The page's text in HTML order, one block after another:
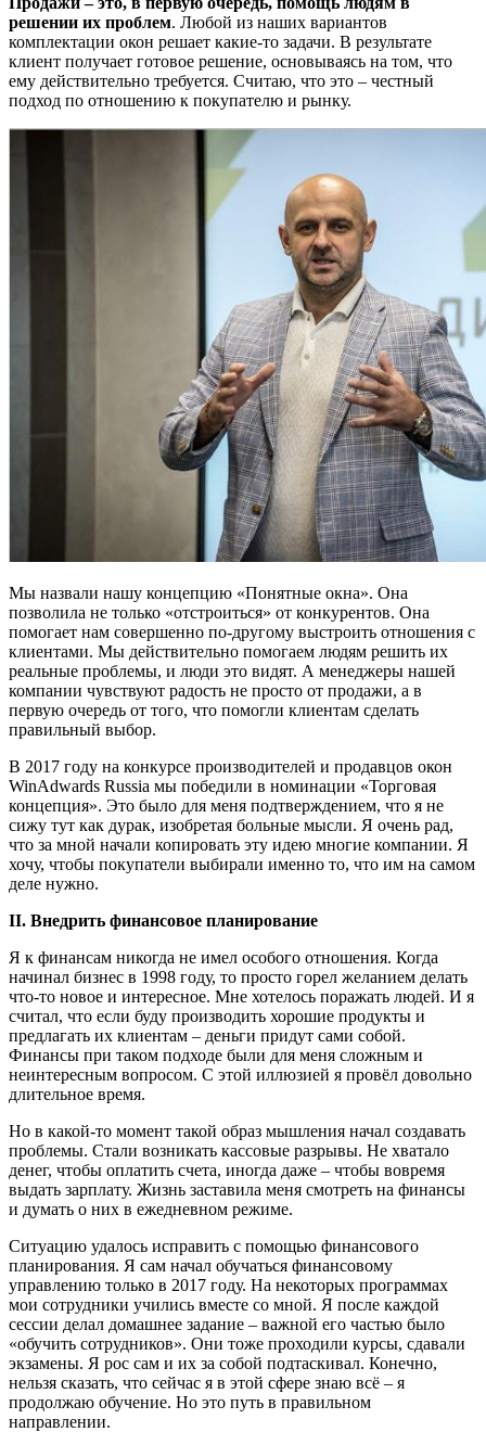
решении их проблем. Любой из наших вариантов
комплектации окон решает какие-то задачи. В результате
клиент получает готовое решение, основываясь на том, что
ему действительно требуется. Считаю, что это – честный
подход по отношению к покупателю и рынку.
Мы назвали нашу концепцию «Понятные окна». Она
позволила не только «отстроиться» от конкурентов. Она
помогает нам совершенно по-другому выстроить отношения с
клиентами. Мы действительно помогаем людям решить их
реальные проблемы, и люди это видят. А менеджеры нашей
компании чувствуют радость не просто от продажи, а в
первую очередь от того, что помогли клиентам сделать
правильный выбор.
В 2017 году на конкурсе производителей и продавцов окон
WinAdwards Russia мы победили в номинации «Торговая
концепция». Это было для меня подтверждением, что я не
сижу тут как дурак, изобретая больные мысли. Я очень рад,
что за мной начали копировать эту идею многие компании. Я
хочу, чтобы покупатели выбирали именно то, что им на самом
деле нужно.
II. Внедрить финансовое планирование
Я к финансам никогда не имел особого отношения. Когда
начинал бизнес в 1998 году, то просто горел желанием делать
что-то новое и интересное. Мне хотелось поражать людей. И я
считал, что если буду производить хорошие продукты и
предлагать их клиентам – деньги придут сами собой.
Финансы при таком подходе были для меня сложным и
неинтересным вопросом. С этой иллюзией я провёл довольно
длительное время.
Но в какой-то момент такой образ мышления начал создавать
проблемы. Стали возникать кассовые разрывы. Не хватало
денег, чтобы оплатить счета, иногда даже – чтобы вовремя
выдать зарплату. Жизнь заставила меня смотреть на финансы
и думать о них в ежедневном режиме.
Ситуацию удалось исправить с помощью финансового
планирования. Я сам начал обучаться финансовому
управлению только в 2017 году. На некоторых программах
мои сотрудники учились вместе со мной. Я после каждой
сессии делал домашнее задание – важной его частью было
«обучить сотрудников». Они тоже проходили курсы, сдавали
экзамены. Я рос сам и их за собой подтаскивал. Конечно,
нельзя сказать, что сейчас я в этой сфере знаю всё – я
продолжаю обучение. Но это путь в правильном
направлении.